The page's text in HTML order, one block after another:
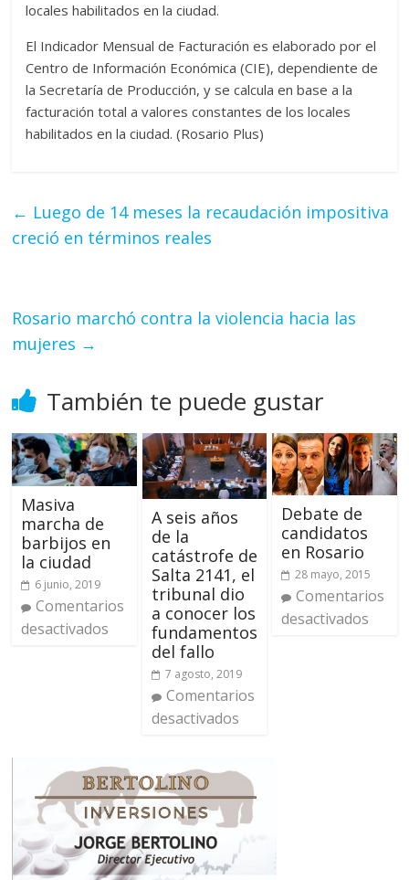
locales habilitados en la ciudad.
El Indicador Mensual de Facturación es elaborado por el
Centro de Información Económica (CIE), dependiente de
la Secretaría de Producción, y se calcula en base a la
facturación total a valores constantes de los locales
habilitados en la ciudad. (Rosario Plus)
← Luego de 14 meses la recaudación impositiva
creció en términos reales
Rosario marchó contra la violencia hacia las
mujeres →
También te puede gustar
Masiva
marcha de
barbijos en
la ciudad
6 junio, 2019
Comentarios
desactivados
A seis años
de la
catástrofe de
Salta 2141, el
tribunal dio
a conocer los
fundamentos
del fallo
7 agosto, 2019
Comentarios
desactivados
Debate de
candidatos
en Rosario
28 mayo, 2015
Comentarios
desactivados